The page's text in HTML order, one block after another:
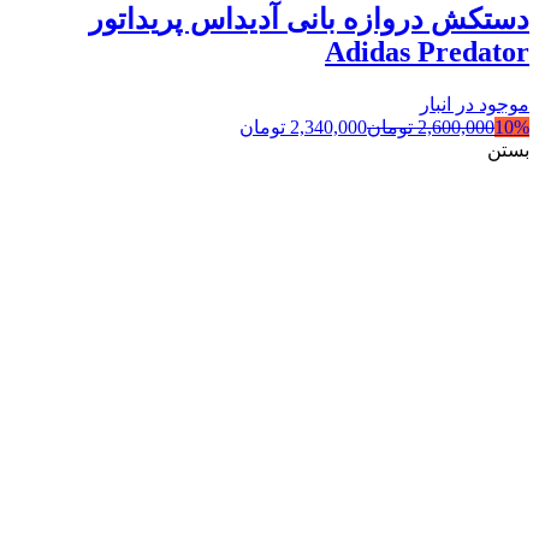
دستکش دروازه بانی آدیداس پریداتور
Adidas Predator
موجود در انبار
10%
2,600,000 تومان2,340,000 تومان
بستن